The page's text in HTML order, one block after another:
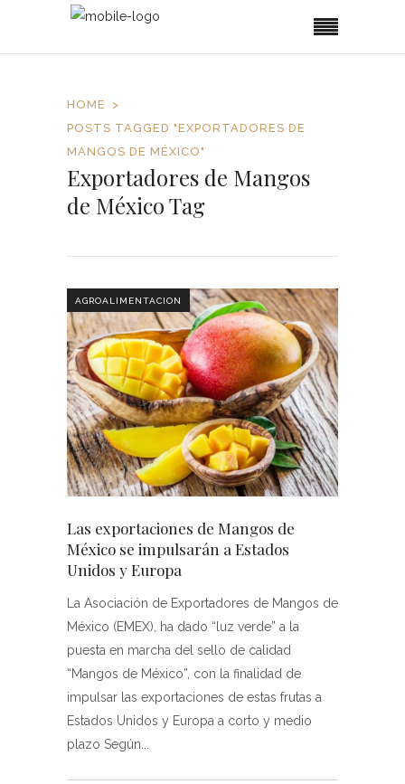
HOME
POSTS TAGGED "EXPORTADORES DE
MANGOS DE MÉXICO"
Exportadores de Mangos
de México Tag
AGROALIMENTACION
Las exportaciones de Mangos de
México se impulsarán a Estados
Unidos y Europa
La Asociación de Exportadores de Mangos de
México (EMEX), ha dado “luz verde” a la
puesta en marcha del sello de calidad
“Mangos de México”, con la finalidad de
impulsar las exportaciones de estas frutas a
Estados Unidos y Europa a corto y medio
plazo Según